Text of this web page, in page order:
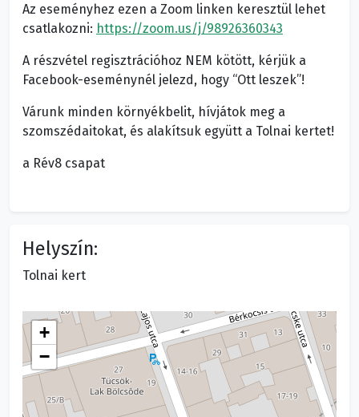
Az eseményhez ezen a Zoom linken keresztül lehet
csatlakozni: https://zoom.us/j/98926360343
A részvétel regisztrációhoz NEM kötött, kérjük a
Facebook-eseménynél jelezd, hogy “Ott leszek”!
Várunk minden környékbelit, hívjátok meg a
szomszédaitokat, és alakítsuk együtt a Tolnai kertet!
a Rév8 csapat
Helyszín:
Tolnai kert
+
−